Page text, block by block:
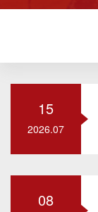
15
2026.07
08